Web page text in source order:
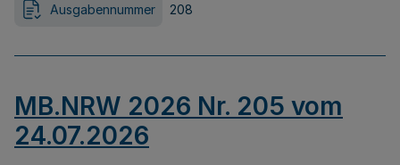
Ausgabennummer 208
MB.NRW 2026 Nr. 205 vom
24.07.2026